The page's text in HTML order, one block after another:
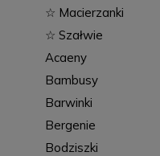
☆ Macierzanki
☆ Szałwie
Acaeny
Bambusy
Barwinki
Bergenie
Bodziszki